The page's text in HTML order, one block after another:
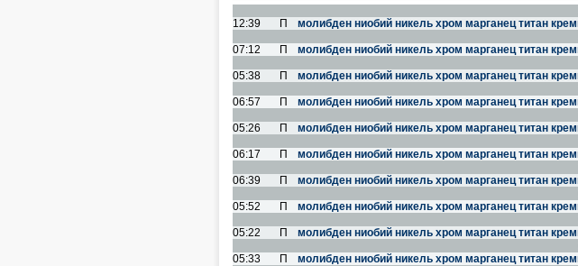
12:39
П молибден ниобий никель хром марганец титан
07:12
П молибден ниобий никель хром марганец титан
05:38
П молибден ниобий никель хром марганец титан
06:57
П молибден ниобий никель хром марганец титан
05:26
П молибден ниобий никель хром марганец титан
06:17
П молибден ниобий никель хром марганец титан
06:39
П молибден ниобий никель хром марганец титан
05:52
П молибден ниобий никель хром марганец титан
05:22
П молибден ниобий никель хром марганец титан
05:33
П молибден ниобий никель хром марганец титан